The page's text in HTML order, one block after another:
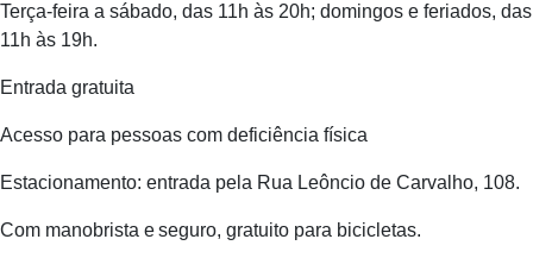
Terça-feira a sábado, das 11h às 20h; domingos e feriados, das
11h às 19h.
Entrada gratuita
Acesso para pessoas com deficiência física
Estacionamento: entrada pela Rua Leôncio de Carvalho, 108.
Com manobrista e seguro, gratuito para bicicletas.